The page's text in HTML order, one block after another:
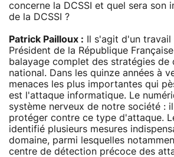
concerne la DCSSI et quel sera son
de la DCSSI ?
Patrick Pailloux : Il s'agit d'un travail
Président de la République
balayage complet des stratégies de
national. Dans les quinze années à
menaces les plus importantes qui
est l'attaque informatique. Le
système nerveux de notre société :
protéger contre ce type d'attaque.
identifié plusieurs mesures
domaine, parmi lesquelles
centre de détection précoce des